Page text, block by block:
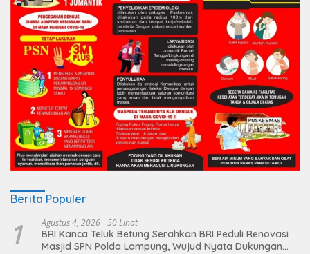
Berita Populer
1 Agustus 4, 2026 50 Lihat
BRI Kanca Teluk Betung Serahkan BRI Peduli Renovasi
Masjid SPN Polda Lampung, Wujud Nyata Dukungan